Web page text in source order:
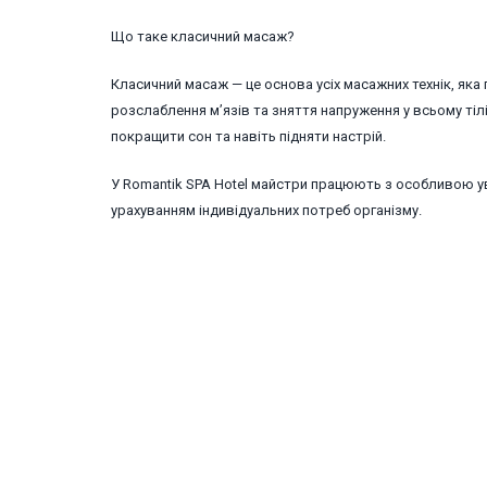
Що таке класичний масаж?
Класичний масаж — це основа усіх масажних технік,
розслаблення м’язів та зняття напруження у всьому
покращити сон та навіть підняти настрій.
У Romantik SPA Hotel майстри працюють з особливою
урахуванням індивідуальних потреб організму.